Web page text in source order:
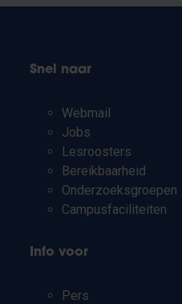
Snel naar
Webmail
Jobs
Lesroosters
Bereikbaarheid
Onderzoeksgroepen
Campusfaciliteiten
Info voor
Pers